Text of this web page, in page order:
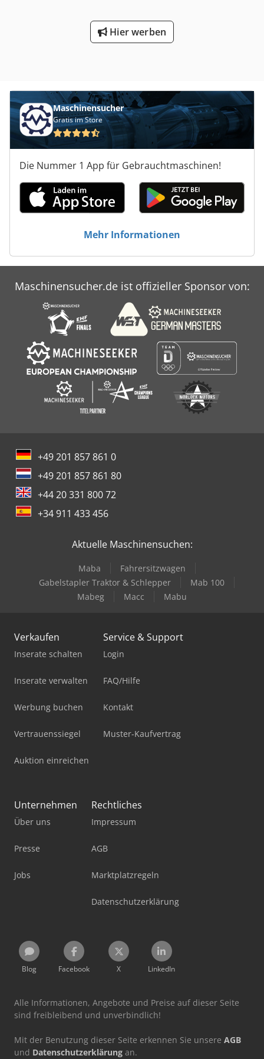
Hier werben
Maschinensucher
Gratis im Store
Die Nummer 1 App für Gebrauchtmaschinen!
Mehr Informationen
Maschinensucher.de ist offizieller Sponsor von:
+49 201 857 861 0
+49 201 857 861 80
+44 20 331 800 72
+34 911 433 456
Aktuelle Maschinensuchen:
Maba
Fahrersitzwagen
Gabelstapler Traktor & Schlepper
Mab 100
Mabeg
Macc Mabu
Verkaufen
Inserate schalten
Inserate verwalten
Werbung buchen
Vertrauenssiegel
Auktion einreichen
Service & Support
Login
FAQ/Hilfe
Kontakt
Muster-Kaufvertrag
Unternehmen
Über uns
Presse
Jobs
Rechtliches
Impressum
AGB
Marktplatzregeln
Datenschutzerklärung
Blog Facebook X LinkedIn
Alle Informationen, Angebote und Preise auf dieser Seite
sind freibleibend und unverbindlich!
Mit der Benutzung dieser Seite erkennen Sie unsere AGB
und Datenschutzerklärung an.